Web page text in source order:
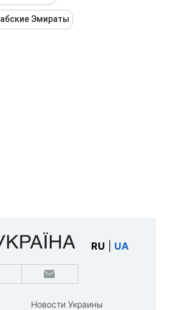
Эмираты
RU UA
Новости Украины